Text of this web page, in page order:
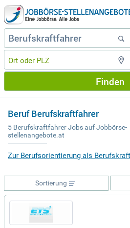
Finden
Beruf Berufskraftfahrer
5 Berufskraftfahrer Jobs auf Jobbörse-
stellenangebote.at
Zur Berufsorientierung als
Sortierung